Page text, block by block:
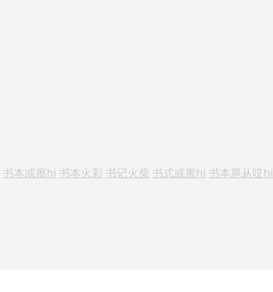
书本或擦hi 书本火彩 书记火柴 书式或擦hi 书本扈从哎hi